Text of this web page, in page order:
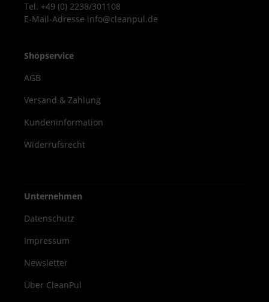
Einsatz in Kliniken, Arztpraxen,
Pflegeheimen und Laboren Geeignet für
Anwendungsbereiche Vorteile Hohe
behüllte Viren VAH-gelistet und EN-geprüft
Sanft zur Haut durch pflegende
ideal für den täglichen Gebrauch Dr.
Schumacher Descoderm Haut- und
die ideale Lösung für hygienische
Händedesinfektion in allen professionellen
Tel. +49 (0) 2238/301108
E-Mail-Adresse info@cleanpul.de
Shopservice
AGB
Versand & Zahlung
Kundeninformation
Widerrufsrecht
Unternehmen
Datenschutz
Impressum
Newsletter
Über CleanPul